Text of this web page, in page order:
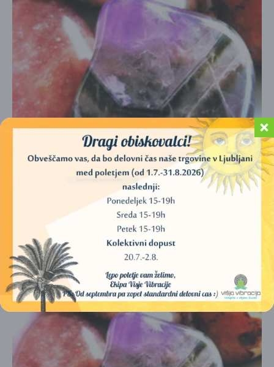
KRISTALI (ŽEPNI)
3,00€–10,00€
IZBERITE MOŽNOSTI